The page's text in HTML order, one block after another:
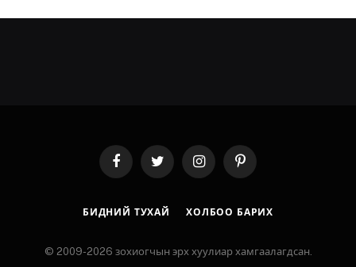
FacebookTwitter InstagramPinterest
БИДНИЙ ТУХАЙ ХОЛБОО БАРИХ
© 2009-2026 зохиогчын эрх хуулиар хамгаалагдсан.